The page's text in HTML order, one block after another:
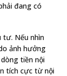
đang có
tư. Nếu nhìn
ảnh hưởng
tiền nội
tích cực từ nội